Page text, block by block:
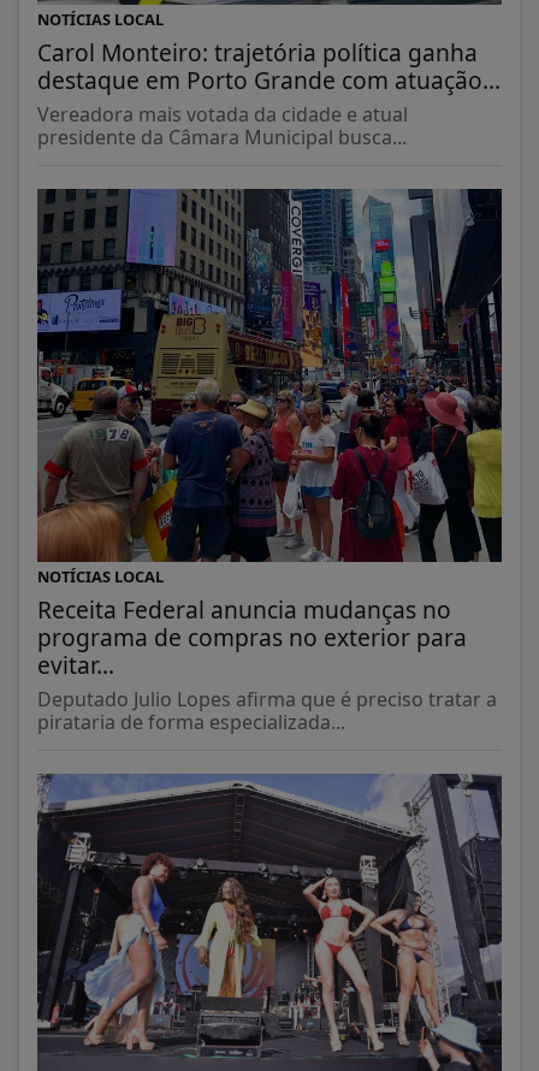
NOTÍCIAS LOCAL
Carol Monteiro: trajetória política ganha
destaque em Porto Grande com atuação...
Vereadora mais votada da cidade e atual
presidente da Câmara Municipal busca...
NOTÍCIAS LOCAL
Receita Federal anuncia mudanças no
programa de compras no exterior para
evitar...
Deputado Julio Lopes afirma que é preciso tratar a
pirataria de forma especializada...